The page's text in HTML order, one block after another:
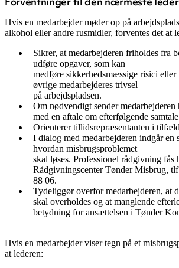
Hvis en medarbejder møder op på
alkohol eller andre rusmidler, forventes det at
Sikrer, at medarbejderen friholdes fra
udføre opgaver, som kan
medføre sikkerhedsmæssige risici
øvrige medarbejderes trivsel
på arbejdspladsen.
Om nødvendigt sender medarbejderen
med en aftale om efterfølgende
Orienterer tillidsrepræsentanten i
I dialog med medarbejderen indgår en
hvordan misbrugsproblemet
skal løses. Professionel rådgivning fås
Rådgivningscenter Tønder Misbrug,
88 06.
Tydeliggør overfor medarbejderen, at
skal overholdes og at manglende
betydning for ansættelsen i Tønder
Hvis en medarbejder viser tegn på et
at lederen: